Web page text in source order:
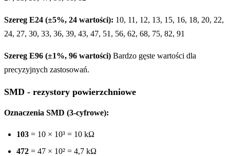
Szereg E24 (±5%, 24 wartości): 10, 11, 12, 13, 15, 16, 18, 20, 22,
24, 27, 30, 33, 36, 39, 43, 47, 51, 56, 62, 68, 75, 82, 91
Szereg E96 (±1%, 96 wartości) Bardzo gęste wartości dla
precyzyjnych zastosowań.
SMD - rezystory powierzchniowe
Oznaczenia SMD (3-cyfrowe):
103 = 10 × 10³ = 10 kΩ
472 = 47 × 10² = 4,7 kΩ